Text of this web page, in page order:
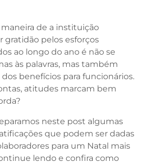
de a instituição
gratidão pelos esforços
ao longo do ano é não se
às palavras, mas também
benefícios para funcionários.
atitudes marcam bem
neste post algumas
que podem ser dadas
para um Natal mais
lendo e confira como